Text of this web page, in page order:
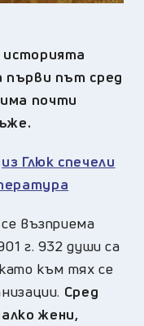
историята
първи път сред
почти
Глюк спечели
възприема
г. 932 души са
към тях се
Сред
жени,